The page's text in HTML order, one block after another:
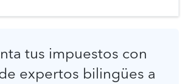
tus impuestos con
expertos bilingües a